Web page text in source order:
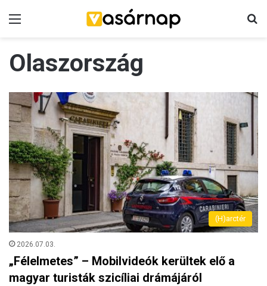
Olaszország
(H)arctér
2026.07.03.
„Félelmetes” – Mobilvideók kerültek elő a
magyar turisták szicíliai drámájáról